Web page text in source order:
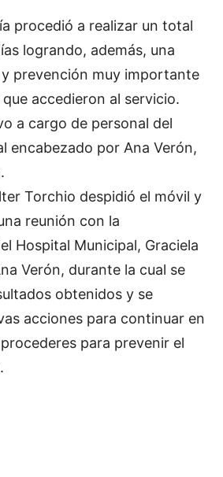
procedió a realizar un total
logrando, además, una
prevención muy importante
accedieron al servicio.
a cargo de personal del
encabezado por Ana Verón,
Torchio despidió el móvil y
reunión con la
Hospital Municipal, Graciela
Verón, durante la cual se
obtenidos y se
acciones para continuar en
para prevenir el